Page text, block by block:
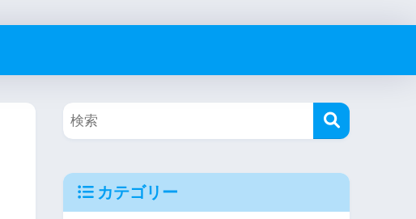
カテゴリー